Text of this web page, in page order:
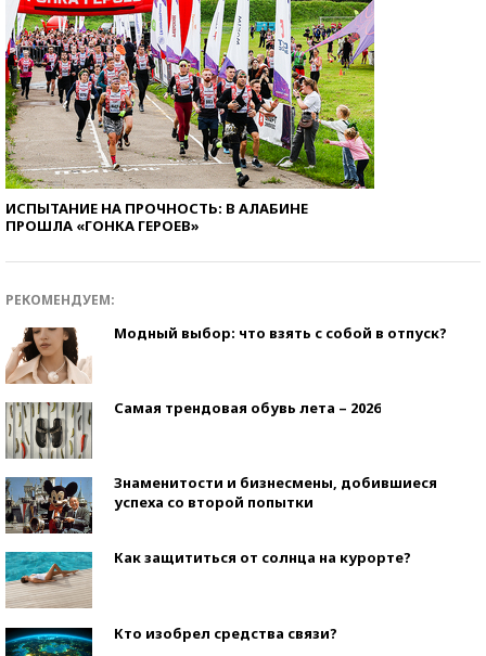
ИСПЫТАНИЕ НА ПРОЧНОСТЬ: В АЛАБИНЕ
ПРОШЛА «ГОНКА ГЕРОЕВ»
РЕКОМЕНДУЕМ:
Модный выбор: что взять с собой в отпуск?
Самая трендовая обувь лета – 2026
Знаменитости и бизнесмены, добившиеся
успеха со второй попытки
Как защититься от солнца на курорте?
Кто изобрел средства связи?